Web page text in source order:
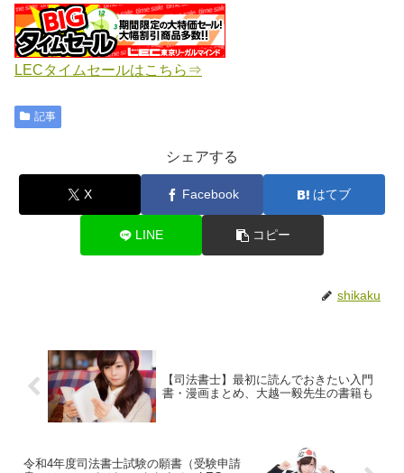
LECタイムセールはこちら⇒
記事
シェアする
X Facebook はてブ
LINE コピー
shikaku
【司法書士】最初に読んでおきたい入門
書・漫画まとめ、大越一毅先生の書籍も
令和4年度司法書士試験の願書（受験申請